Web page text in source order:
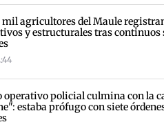
mil agricultores del Maule
y estructurales tras continuos
operativo policial culmina con la
estaba prófugo con siete